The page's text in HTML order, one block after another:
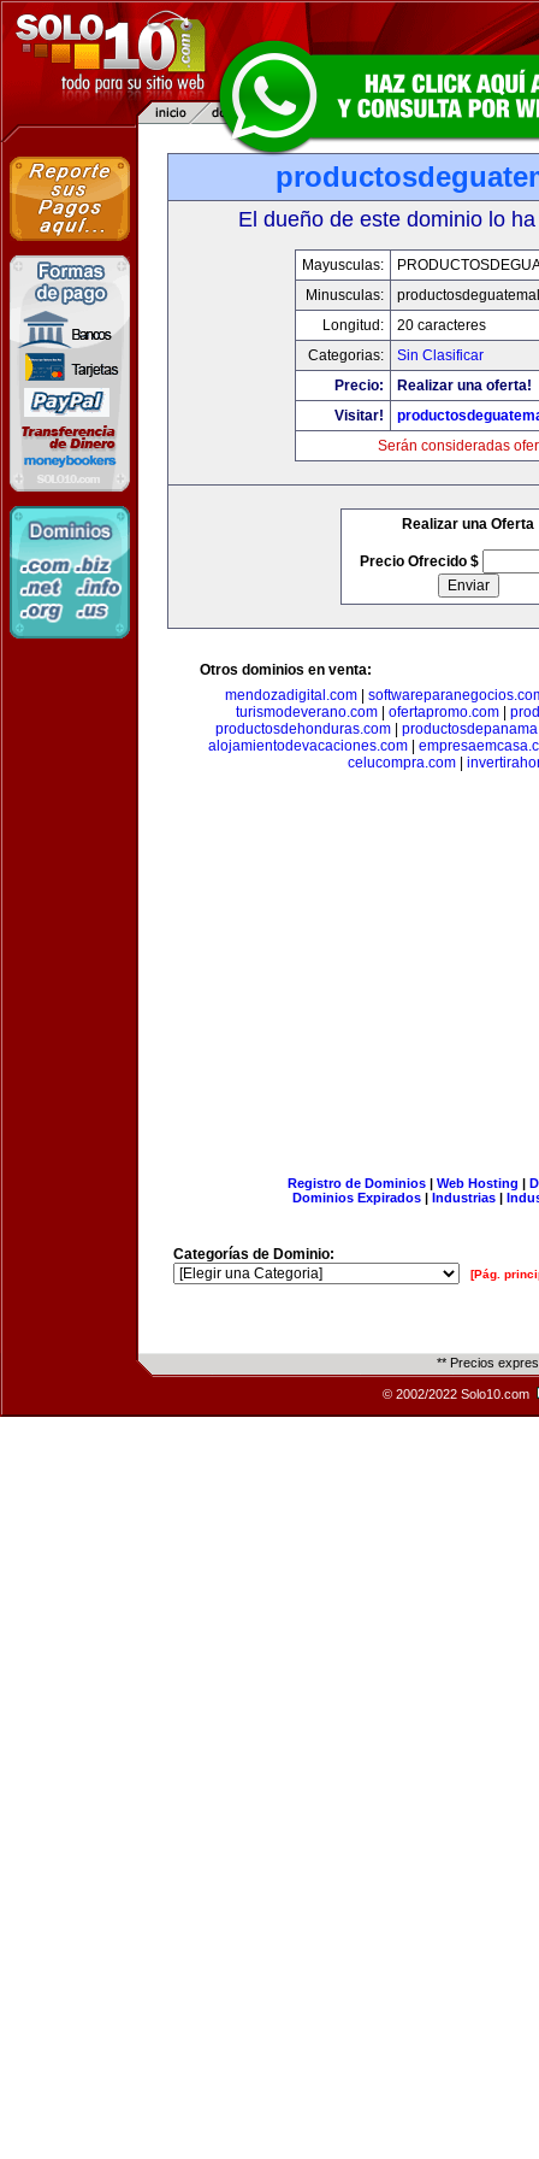
El dueño de este dominio lo
Mayusculas:
Minusculas:
Longitud:
20 caracteres
Categorias:
Sin Clasificar
Precio:
Realizar una oferta!
Visitar!
Serán consideradas
Realizar una Oferta
Precio Ofrecido $
Otros dominios en venta:
mendozadigital.com|
turismodeverano.com
ofertapromo.com
productosdehonduras.com
alojamientodevacaciones.com
celucompra.com
Registro de Dominios| Web Hosting |
Dominios Expirados | Industrias |
Categorías de Dominio:
[Pág.
** Precios
© 2002/2022 Solo10.com